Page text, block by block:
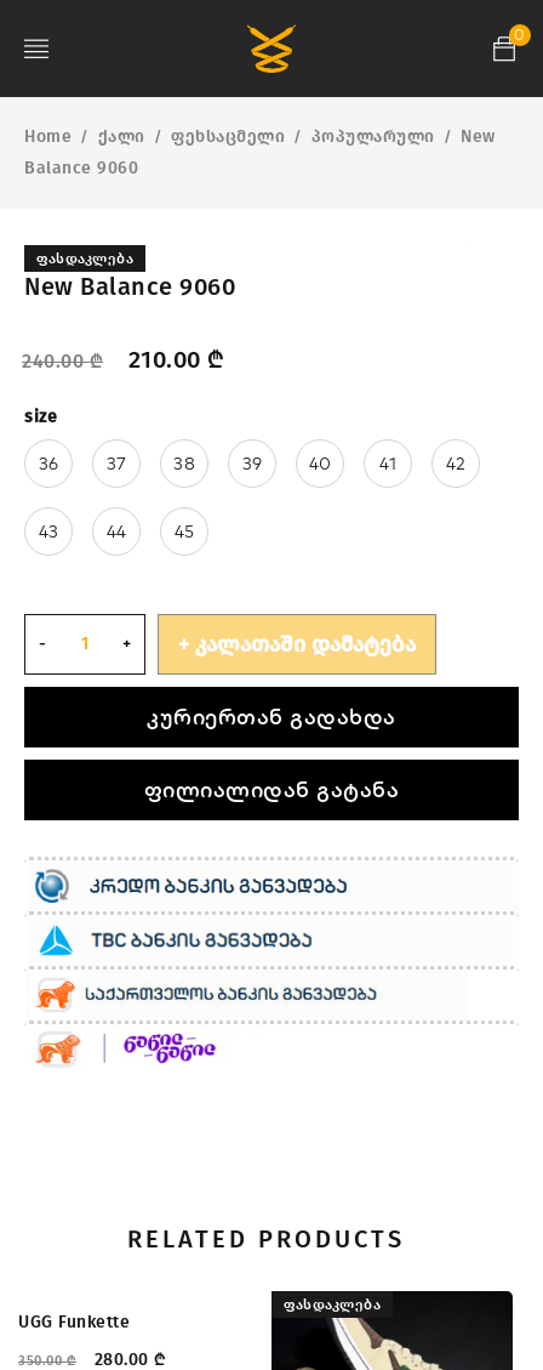
0
Home / ქალი / ფეხსაცმელი / პოპულარული / New
Balance 9060
ᲤᲐᲡᲓᲐᲙᲚᲔᲑᲐ
New Balance 9060
240.00₾ 210.00 ₾
size
36 37 38 39 40 41 42
43 44 45
ᲙᲐᲚᲐᲗᲐᲨᲘ ᲓᲐᲛᲐᲢᲔᲑᲐ
კურიერთან გადახდა
ფილიალიდან გატანა
RELATED PRODUCTS
UGG Funkette
350.00₾ 280.00 ₾
ᲤᲐᲡᲓᲐᲙᲚᲔᲑᲐ